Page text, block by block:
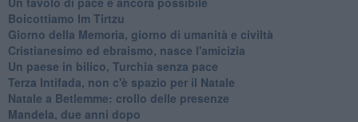
Boicottiamo Im Tirtzu
Giorno della Memoria, giorno di umanità e civiltà
Cristianesimo ed ebraismo, nasce l'amicizia
Un paese in bilico, Turchia senza pace
Terza Intifada, non c'è spazio per il Natale
Natale a Betlemme: crollo delle presenze
Mandela, due anni dopo